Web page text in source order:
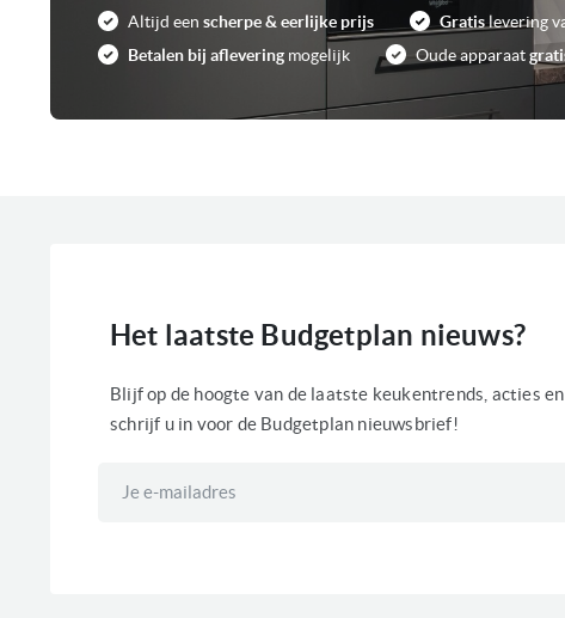
Altijd een scherpe & eerlijke prijs Gratislevering
Betalen bij aflevering mogelijk Oude apparaat
Het laatste Budgetplan nieuws?
Blijf op de hoogte van de laatste keukentrends, acties
schrijf u in voor de Budgetplan nieuwsbrief!